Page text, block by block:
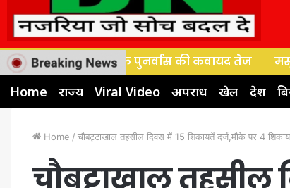
व्यापारियों के पुनर्वास की कवायद तेज मसूरी
Home राज्य Viral Video अपराध खेल देश
Home / चौबट्टाखाल तहसील दिवस में 15 शिकायतें दर्ज,मौके पर 4
चौबट्टाखाल